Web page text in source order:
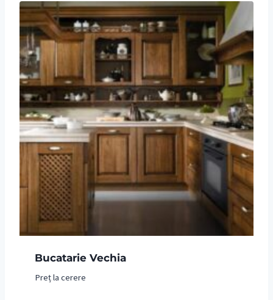
Bucatarie Vechia
Preț la cerere